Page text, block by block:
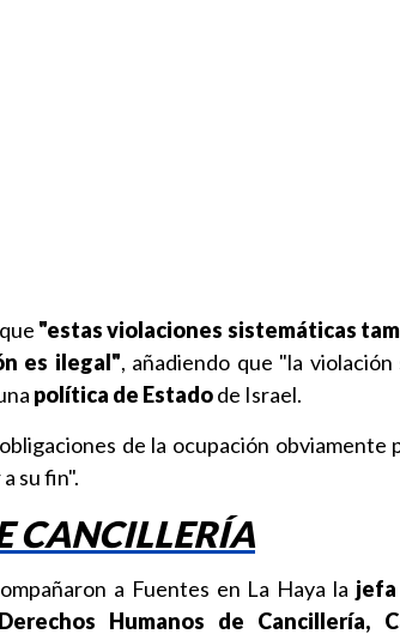
"estas violaciones sistemáticas
es ilegal", añadiendo que "la
política de Estadode Israel.
de la ocupación obviamente
su fin".
CANCILLERÍA
a Fuentes en La Haya la
Humanos de Cancillería,